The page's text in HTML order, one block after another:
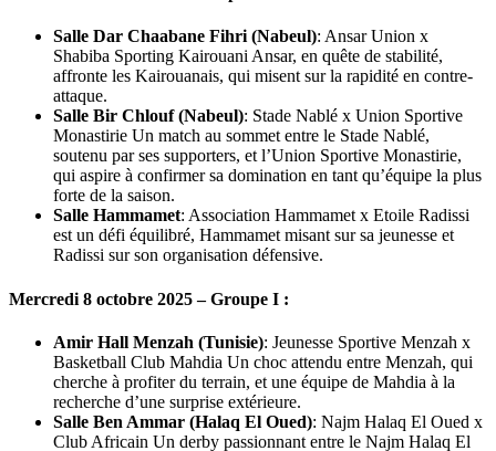
Salle Dar Chaabane Fihri (Nabeul): Ansar Union x
Shabiba Sporting Kairouani Ansar, en quête de stabilité,
affronte les Kairouanais, qui misent sur la rapidité en contre-
attaque.
Salle Bir Chlouf (Nabeul): Stade Nablé x Union Sportive
Monastirie Un match au sommet entre le Stade Nablé,
soutenu par ses supporters, et l’Union Sportive Monastirie,
qui aspire à confirmer sa domination en tant qu’équipe la plus
forte de la saison.
Salle Hammamet: Association Hammamet x Etoile Radissi
est un défi équilibré, Hammamet misant sur sa jeunesse et
Radissi sur son organisation défensive.
Mercredi 8 octobre 2025 – Groupe I :
Amir Hall Menzah (Tunisie): Jeunesse Sportive Menzah x
Basketball Club Mahdia Un choc attendu entre Menzah, qui
cherche à profiter du terrain, et une équipe de Mahdia à la
recherche d’une surprise extérieure.
Salle Ben Ammar (Halaq El Oued): Najm Halaq El Oued x
Club Africain Un derby passionnant entre le Najm Halaq El